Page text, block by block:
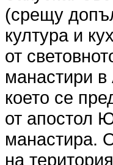
(срещу
култура и
от
манастири в
което се
от апостол
манастира.
на